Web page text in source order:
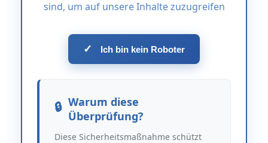
sind, um auf unsere Inhalte zuzugreifen
✓ Ich bin kein Roboter
Warum diese
Überprüfung?
Diese Sicherheitsmaßnahme schützt